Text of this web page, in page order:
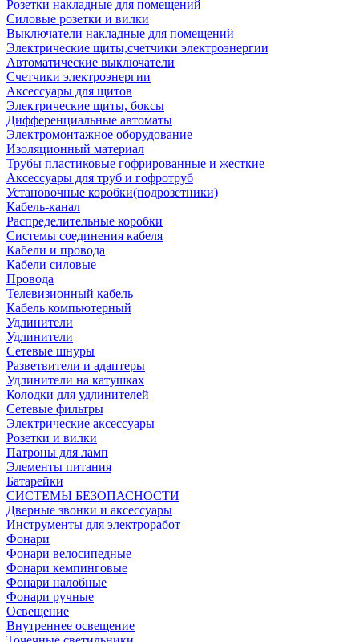
Розетки накладные для помещений
Силовые розетки и вилки
Выключатели накладные для помещений
Электрические щиты,счетчики электроэнергии
Автоматические выключатели
Счетчики электроэнергии
Аксессуары для щитов
Электрические щиты, боксы
Дифференциальные автоматы
Электромонтажное оборудование
Изоляционный материал
Трубы пластиковые гофрированные и жесткие
Аксессуары для труб и гофротруб
Установочные коробки(подрозетники)
Кабель-канал
Распределительные коробки
Системы соединения кабеля
Кабели и провода
Кабели силовые
Провода
Телевизионный кабель
Кабель компьютерный
Удлинители
Удлинители
Сетевые шнуры
Разветвители и адаптеры
Удлинители на катушках
Колодки для удлинителей
Сетевые фильтры
Электрические аксессуары
Розетки и вилки
Патроны для ламп
Элементы питания
Батарейки
СИСТЕМЫ БЕЗОПАСНОСТИ
Дверные звонки и аксессуары
Инструменты для электроработ
Фонари
Фонари велосипедные
Фонари кемпинговые
Фонари налобные
Фонари ручные
Освещение
Внутреннее освещение